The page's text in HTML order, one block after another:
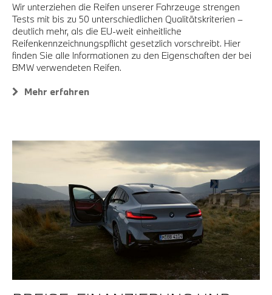
Wir unterziehen die Reifen unserer Fahrzeuge strengen
Tests mit bis zu 50 unterschiedlichen Qualitätskriterien –
deutlich mehr, als die EU-weit einheitliche
Reifenkennzeichnungspflicht gesetzlich vorschreibt. Hier
finden Sie alle Informationen zu den Eigenschaften der bei
BMW verwendeten Reifen.
Mehr erfahren